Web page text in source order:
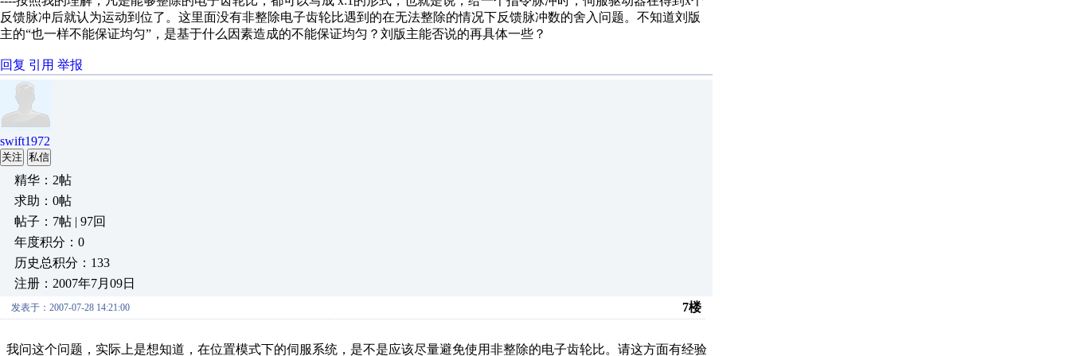
反馈脉冲后就认为运动到位了。这里面没有非整除电子齿轮比遇到的在无法整除的情况下反馈脉冲数的舍入问题。不知道刘版
主的“也一样不能保证均匀”，是基于什么因素造成的不能保证均匀？刘版主能否说的再具体一些？
回复 引用 举报
swift1972
关注 私信
精华：2帖
求助：0帖
帖子：7帖 | 97回
年度积分：0
历史总积分：133
注册：2007年7月09日
发表于：2007-07-28 14:21:00 7楼
我问这个问题，实际上是想知道，在位置模式下的伺服系统，是不是应该尽量避免使用非整除的电子齿轮比。请这方面有经验